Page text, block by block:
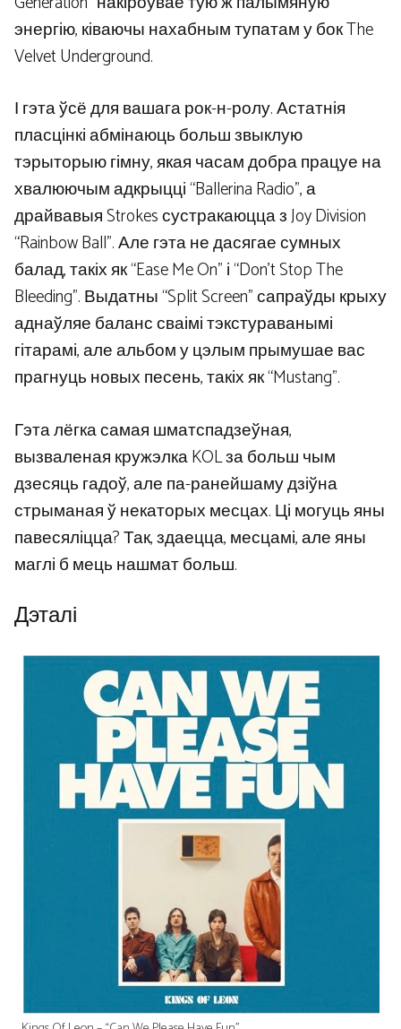
энергію, ківаючы нахабным тупатам у бок The
Velvet Underground.
І гэта ўсё для вашага рок-н-ролу. Астатнія
пласцінкі абмінаюць больш звыклую
тэрыторыю гімну, якая часам добра працуе на
хвалюючым адкрыцці “Ballerina Radio”, а
драйвавыя Strokes сустракаюцца з Joy Division
“Rainbow Ball”. Але гэта не дасягае сумных
балад, такіх як “Ease Me On” і “Don't Stop The
Bleeding”. Выдатны “Split Screen” сапраўды крыху
аднаўляе баланс сваімі тэкстураванымі
гітарамі, але альбом у цэлым прымушае вас
прагнуць новых песень, такіх як “Mustang”.
Гэта лёгка самая шматспадзеўная,
вызваленая кружэлка KOL за больш чым
дзесяць гадоў, але па-ранейшаму дзіўна
стрыманая ў некаторых месцах. Ці могуць яны
павесяліцца? Так, здаецца, месцамі, але яны
маглі б мець нашмат больш.
Дэталі